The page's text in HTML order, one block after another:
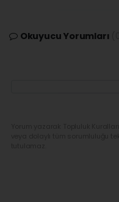
Okuyucu Yorumları